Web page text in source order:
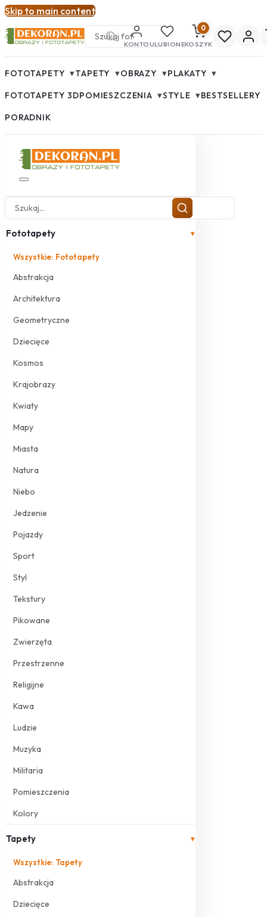
Skip to main content
KONTOULUBIONE
0
KOSZYK
FOTOTAPETY ▾TAPETY ▾OBRAZY ▾PLAKATY ▾
FOTOTAPETY 3DPOMIESZCZENIA ▾STYLE ▾BESTSELLERY
PORADNIK
Fototapety ▾
Wszystkie: Fototapety
Abstrakcja
Architektura
Geometryczne
Dziecięce
Kosmos
Krajobrazy
Kwiaty
Mapy
Miasta
Natura
Niebo
Jedzenie
Pojazdy
Sport
Styl
Tekstury
Pikowane
Zwierzęta
Przestrzenne
Religijne
Kawa
Ludzie
Muzyka
Militaria
Pomieszczenia
Kolory
Tapety ▾
Wszystkie: Tapety
Abstrakcja
Dziecięce